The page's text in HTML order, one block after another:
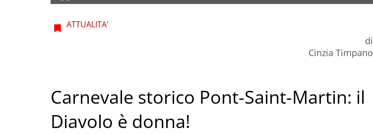
ATTUALITA'
di
Cinzia Timpano
Carnevale storico Pont-Saint-Martin: il
Diavolo è donna!